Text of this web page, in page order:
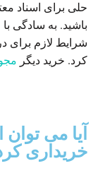
حلی برای اسناد
باشید. به سادگی
شرایط لازم برای
کرد. خرید دیگر
آیا می توان
خریداری